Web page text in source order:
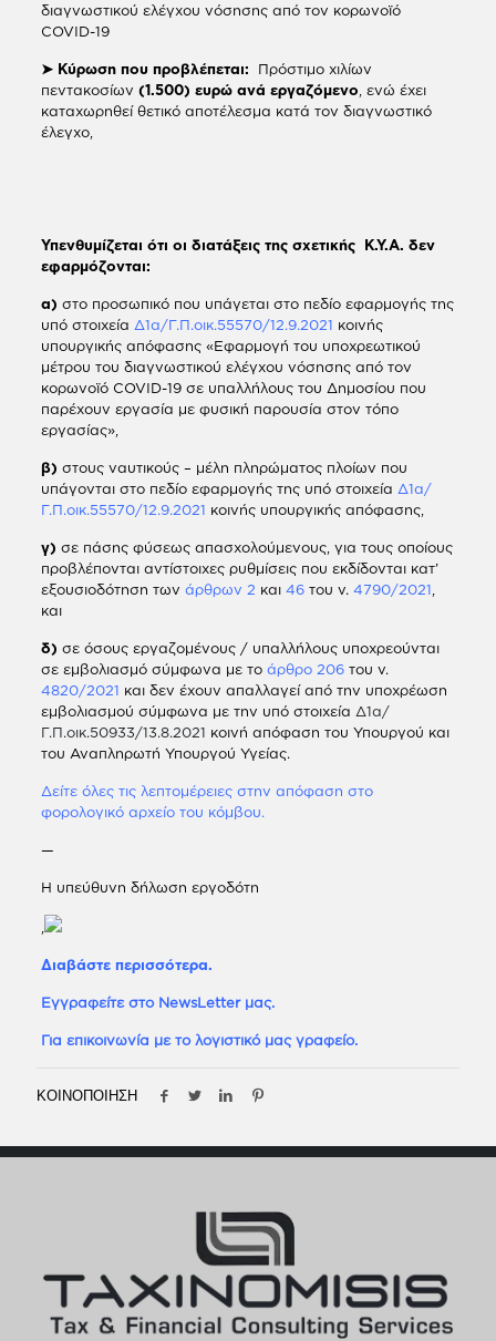
διαγνωστικού ελέγχου νόσησης από τον κορωνοϊό
COVID-19
➤ Κύρωση που προβλέπεται: Πρόστιμο χιλίων
πεντακοσίων (1.500) ευρώ ανά εργαζόμενο , ενώ έχει
καταχωρηθεί θετικό αποτέλεσμα κατά τον διαγνωστικό
έλεγχο,
Υπενθυμίζεται ότι οι διατάξεις της σχετικής Κ.Υ.Α. δεν
εφαρμόζονται:
α) στο προσωπικό που υπάγεται στο πεδίο εφαρμογής της
υπό στοιχεία Δ1α/Γ.Π.οικ.55570/12.9.2021 κοινής
υπουργικής απόφασης «Εφαρμογή του υποχρεωτικού
μέτρου του διαγνωστικού ελέγχου νόσησης από τον
κορωνοϊό COVID-19 σε υπαλλήλους του Δημοσίου που
παρέχουν εργασία με φυσική παρουσία στον τόπο
εργασίας»,
β) στους ναυτικούς – μέλη πληρώματος πλοίων που
υπάγονται στο πεδίο εφαρμογής της υπό στοιχεία Δ1α/
Γ.Π.οικ.55570/12.9.2021 κοινής υπουργικής απόφασης,
γ) σε πάσης φύσεως απασχολούμενους, για τους οποίους
προβλέπονται αντίστοιχες ρυθμίσεις που εκδίδονται κατ’
εξουσιοδότηση των άρθρων 2 και 46του ν. 4790/2021
και
δ) σε όσους εργαζομένους / υπαλλήλους υποχρεούνται
σε εμβολιασμό σύμφωνα με το άρθρο 206του ν.
4820/2021 και δεν έχουν απαλλαγεί από την υποχρέωση
εμβολιασμού σύμφωνα με την υπό στοιχεία Δ1α/
Γ.Π.οικ.50933/13.8.2021 κοινή απόφαση του Υπουργού και
του Αναπληρωτή Υπουργού Υγείας.
Δείτε όλες τις λεπτομέρειες στην απόφαση στο
φορολογικό αρχείο του κόμβου.
—
Η υπεύθυνη δήλωση εργοδότη
Διαβάστε περισσότερα.
Εγγραφείτε στο NewsLetter μας.
Για επικοινωνία με το λογιστικό μας γραφείο.
ΚΟΙΝΟΠΟΙΗΣΗ